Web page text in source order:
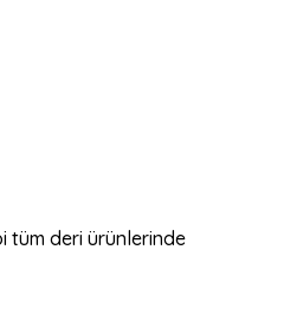
tüm deri ürünlerinde